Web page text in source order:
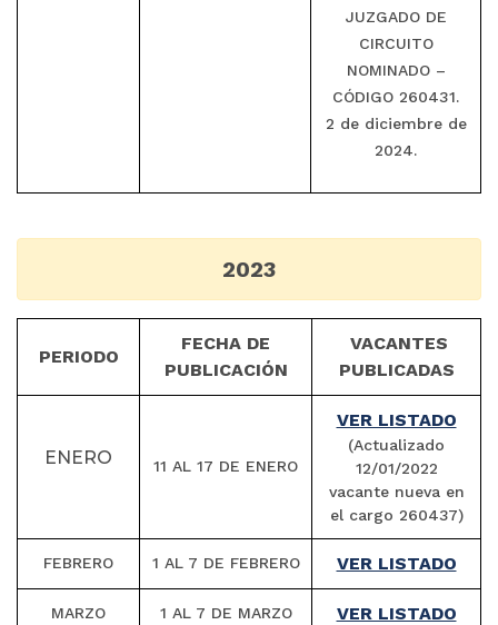
JUZGADO DE
CIRCUITO
NOMINADO –
CÓDIGO 260431.
2 de diciembre de
2024.
2023
PERIODO
FECHA DE
PUBLICACIÓN
VACANTES
PUBLICADAS
ENERO 11 AL 17 DE ENERO
VER LISTADO
(Actualizado
12/01/2022
vacante nueva en
el cargo 260437)
FEBRERO 1 AL 7 DE FEBRERO VER LISTADO
MARZO 1 AL 7 DE MARZO VER LISTADO